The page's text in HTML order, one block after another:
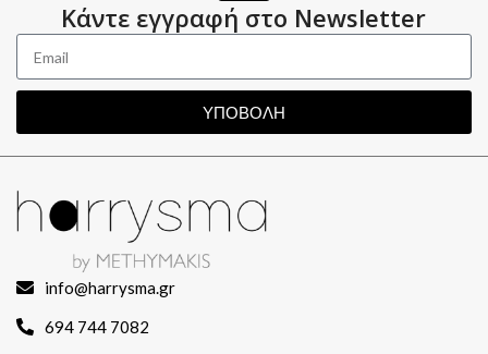
Κάντε εγγραφή στο Newsletter
ΥΠΟΒΟΛΗ
info@harrysma.gr
694 744 7082